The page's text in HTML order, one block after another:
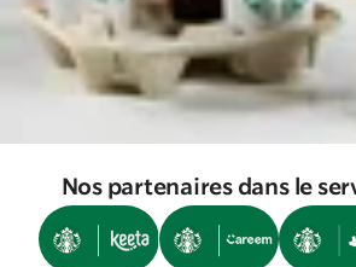
Nos partenaires dans le